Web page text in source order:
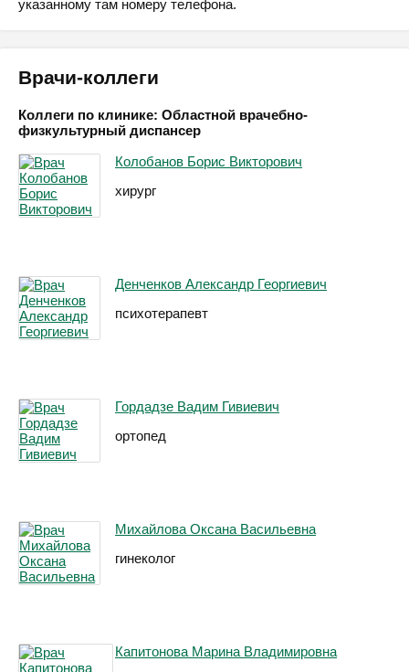
указанному там номеру телефона.
Врачи-коллеги
Коллеги по клинике: Областной врачебно-
физкультурный диспансер
Колобанов Борис Викторович
хирург
Денченков Александр Георгиевич
психотерапевт
Гордадзе Вадим Гивиевич
ортопед
Михайлова Оксана Васильевна
гинеколог
Капитонова Марина Владимировна